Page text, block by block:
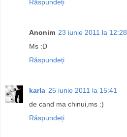
Răspundeți
Anonim 23 iunie 2011 la 12:28
Ms :D
Răspundeți
karla 25 iunie 2011 la 15:41
de cand ma chinui,ms :)
Răspundeți